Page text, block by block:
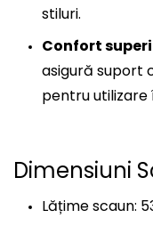
stiluri.
Confort
asigură suport
pentru utilizare
Dimensiuni
Lățime scaun: